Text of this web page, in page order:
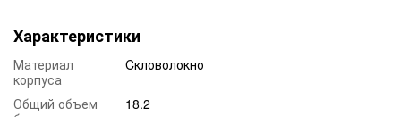
матеріалів: Filter AG, Гравій, Кварцовий пісок, Birm,
Pyrolox, Filtro Smart A, Ecomix, Dowex, Desotec і інші
фільтруючі завантаження.
Можливість підключення безліч ручних і автоматичних
клапанів управління (Clack, Wave Cyber, RX).
Характеристики
Материал
корпуса
Cкловолокно
Общий объем
18.2